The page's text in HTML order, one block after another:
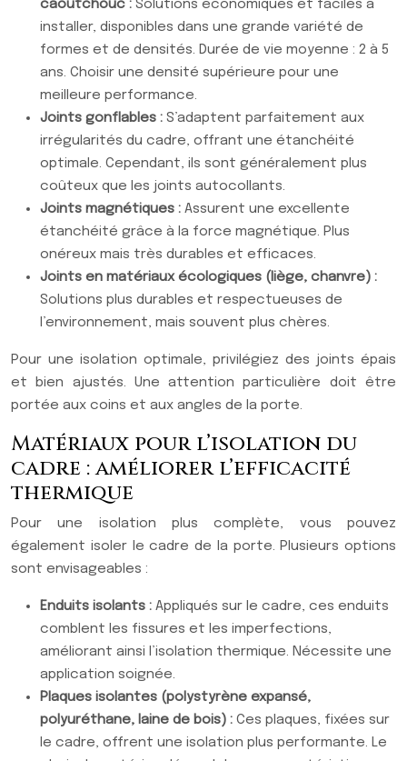
caoutchouc : Solutions économiques et faciles à
installer, disponibles dans une grande variété de
formes et de densités. Durée de vie moyenne : 2 à 5
ans. Choisir une densité supérieure pour une
meilleure performance.
Joints gonflables : S’adaptent parfaitement aux
irrégularités du cadre, offrant une étanchéité
optimale. Cependant, ils sont généralement plus
coûteux que les joints autocollants.
Joints magnétiques : Assurent une excellente
étanchéité grâce à la force magnétique. Plus
onéreux mais très durables et efficaces.
Joints en matériaux écologiques (liège, chanvre) :
Solutions plus durables et respectueuses de
l’environnement, mais souvent plus chères.
Pour une isolation optimale, privilégiez des joints épais
et bien ajustés. Une attention particulière doit être
portée aux coins et aux angles de la porte.
Matériaux pour l’isolation du
cadre : améliorer l’efficacité
thermique
Pour une isolation plus complète, vous pouvez
également isoler le cadre de la porte. Plusieurs options
sont envisageables :
Enduits isolants : Appliqués sur le cadre, ces enduits
comblent les fissures et les imperfections,
améliorant ainsi l’isolation thermique. Nécessite une
application soignée.
Plaques isolantes (polystyrène expansé,
polyuréthane, laine de bois) : Ces plaques, fixées sur
le cadre, offrent une isolation plus performante. Le